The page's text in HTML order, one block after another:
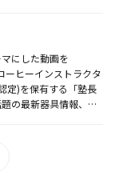
にした動画を
ーヒーインストラクタ
定)を保有する「塾長
の最新器具情報、